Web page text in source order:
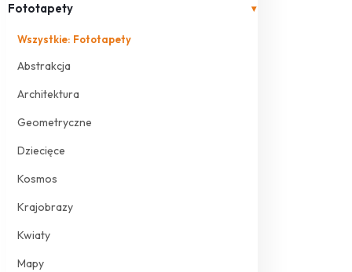
Fototapety ▾
Wszystkie: Fototapety
Abstrakcja
Architektura
Geometryczne
Dziecięce
Kosmos
Krajobrazy
Kwiaty
Mapy